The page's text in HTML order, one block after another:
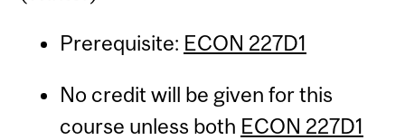
Prerequisite: ECON 227D1
No credit will be given for this
course unless both ECON 227D1